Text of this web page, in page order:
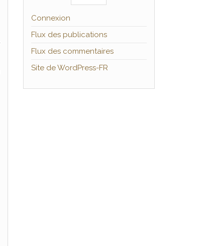
Connexion
Flux des publications
Flux des commentaires
Site de WordPress-FR